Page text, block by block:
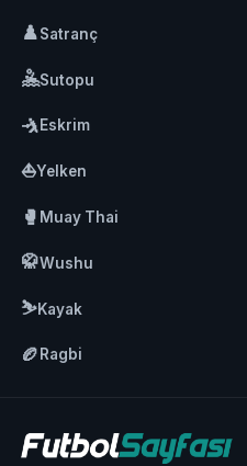
♟️Satranç
🤽Sutopu
🤺Eskrim
⛵Yelken
🥊 Muay Thai
🥋Wushu
⛷️Kayak
🏉 Ragbi